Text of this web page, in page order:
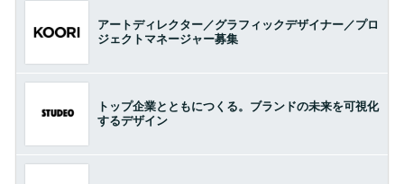
アートディレクター／グラフィックデザイナー／プロ
ジェクトマネージャー募集
トップ企業とともにつくる。ブランドの未来を可視化
するデザイン